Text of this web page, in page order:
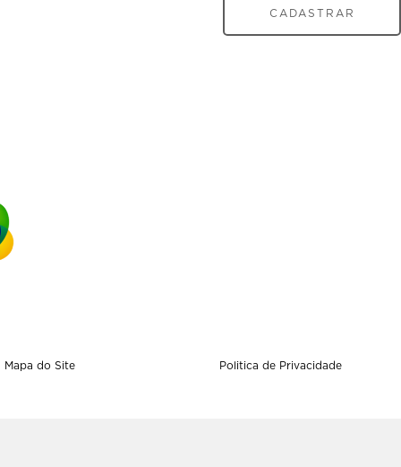
CADASTRAR
Mapa do Site Politica de Privacidade